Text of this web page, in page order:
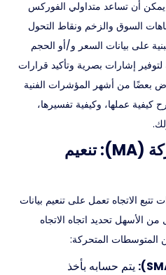
يمكن أن تساعد متداولي الفوركس
السوق والزخم ونقاط التحول
على بيانات السعر و/أو الحجم
إشارات بصرية وتأكيد قرارات
بعضًا من أشهر المؤشرات الفنية
عملها، وكيفية تفسيرها،
1. المتوسطات المتحركة (MA): تنعيم
الاتجاه تعمل على تنعيم بيانات
الأسهل تحديد اتجاه الاتجاه
المتوسطات المتحركة:
يتم حسابه بأخذ